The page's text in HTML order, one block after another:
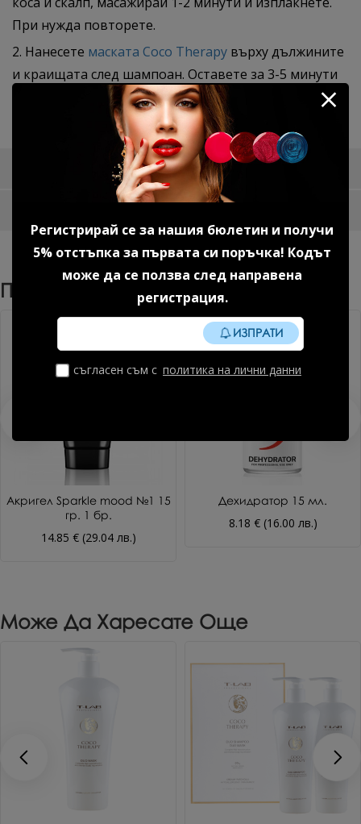
Регистрирай се за нашия бюлетин и получи
5% отстъпка за първата си поръчка! Кодът
може да се ползва след направена
регистрация.
ИЗПРАТИ
съгласен съм с политика на лични данни
При нужда повторете.
2. Нанесете маската Coco Therapy върху дължините
и краищата след шампоан. Оставете за 3-5 минути
или 10–15 мин. за интензивна терапия. Изплакнете
Доставка и плащане
Препоръчани Продукти
Акригел Sparkle mood №1 15
гр. 1 бр.
14.85 € (29.04 лв.)
Дехидратор 15 мл.
8.18 € (16.00 лв.)
Може Да Харесате Още